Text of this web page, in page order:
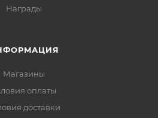
Награды
Магазины
оплаты
доставки